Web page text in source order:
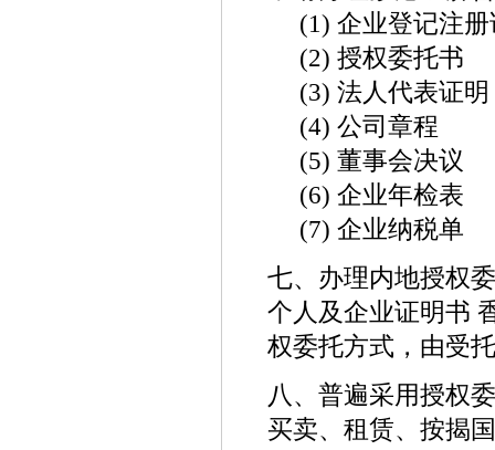
(1) 企业登记注册
(2) 授权委托书
(3) 法人代表证明
(4) 公司章程
(5) 董事会决议
(6) 企业年检表
(7) 企业纳税单
七、办理内地授权
个人及企业证明书
权委托方式，由受
八、普遍采用授权
买卖、租赁、按揭